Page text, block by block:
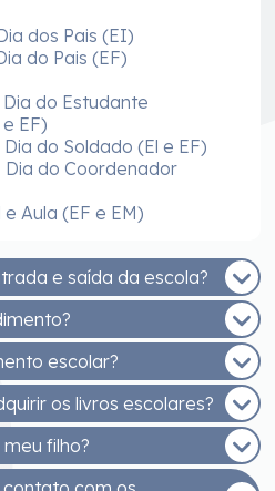
dos Pais (EI)
do Pais (EF)
do Estudante
EF)
do Soldado (El e EF)
do Coordenador
Aula (EF e EM)
e saída da escola?
MANHÃ
- TARDE
8h às 12h e das 14h às
escolar?
Estrela (Rua
Santo Antonio)
os livros escolares?
são fornecidos pelo
e podem ser adquiridos
filho?